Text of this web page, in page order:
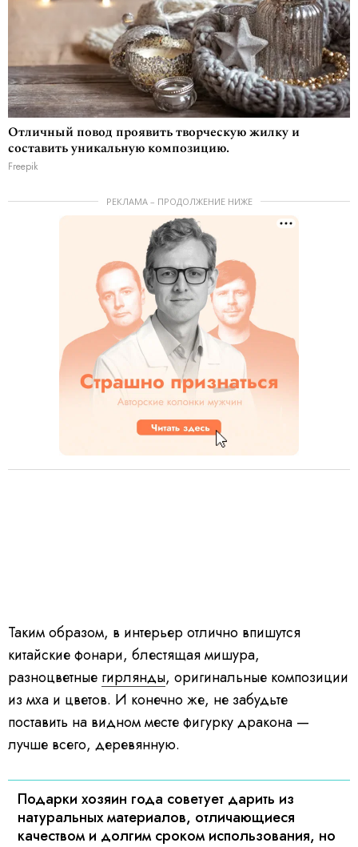
Отличный повод проявить творческую жилку и
составить уникальную композицию.
Freepik
РЕКЛАМА – ПРОДОЛЖЕНИЕ НИЖЕ
Таким образом, в интерьер отлично впишутся
китайские фонари, блестящая мишура,
разноцветные гирлянды, оригинальные композиции
из мха и цветов. И конечно же, не забудьте
поставить на видном месте фигурку дракона —
лучше всего, деревянную.
Подарки хозяин года советует дарить из
натуральных материалов, отличающиеся
качеством и долгим сроком использования, но